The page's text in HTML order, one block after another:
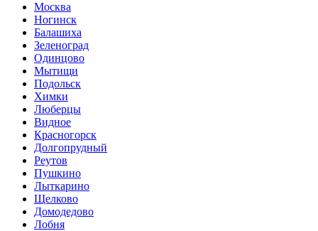
Москва
Ногинск
Балашиха
Зеленоград
Одинцово
Мытищи
Подольск
Химки
Люберцы
Видное
Красногорск
Долгопрудный
Реутов
Пушкино
Лыткарино
Щелково
Домодедово
Лобня